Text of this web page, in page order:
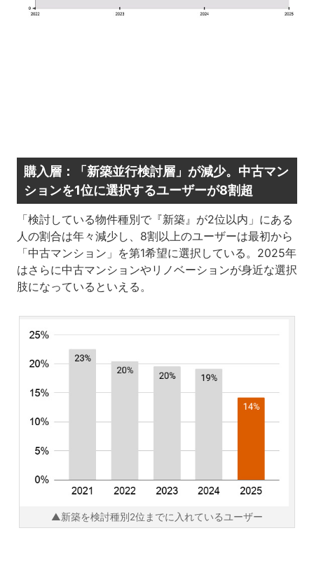
購入層：「新築並行検討層」が減少。中古マン
ションを1位に選択するユーザーが8割超
「検討している物件種別で『新築』が2位以内」にある
人の割合は年々減少し、8割以上のユーザーは最初から
「中古マンション」を第1希望に選択している。2025年
はさらに中古マンションやリノベーションが身近な選択
肢になっているといえる。
▲新築を検討種別2位までに入れているユーザー